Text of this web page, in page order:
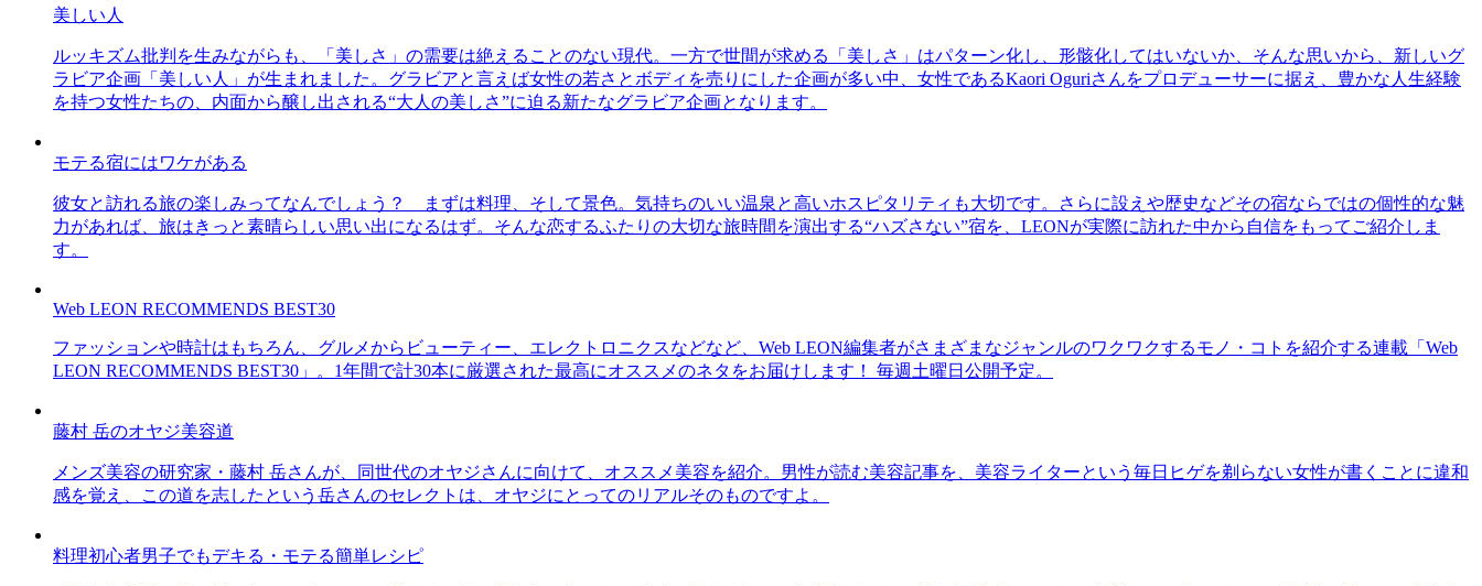
美しい人
ルッキズム批判を生みながらも、「美しさ」の需要は絶えることのない現代。一方で世間が求める「美しさ」はパターン化し、形骸化してはいないか、そんな思いから、新しいグ
ラビア企画「美しい人」が生まれました。グラビアと言えば女性の若さとボディを売りにした企画が多い中、女性であるKaori Oguriさんをプロデューサーに据え、豊かな人生経験
を持つ女性たちの、内面から醸し出される“大人の美しさ”に迫る新たなグラビア企画となります。
モテる宿にはワケがある
彼女と訪れる旅の楽しみってなんでしょう？ まずは料理、そして景色。気持ちのいい温泉と高いホスピタリティも大切です。さらに設えや歴史などその宿ならではの個性的な魅
力があれば、旅はきっと素晴らしい思い出になるはず。そんな恋するふたりの大切な旅時間を演出する“ハズさない”宿を、LEONが実際に訪れた中から自信をもってご紹介しま
す。
Web LEON RECOMMENDS BEST30
ファッションや時計はもちろん、グルメからビューティー、エレクトロニクスなどなど、Web LEON編集者がさまざまなジャンルのワクワクするモノ・コトを紹介する連載「Web
LEON RECOMMENDS BEST30」。1年間で計30本に厳選された最高にオススメのネタをお届けします！ 毎週土曜日公開予定。
藤村 岳のオヤジ美容道
メンズ美容の研究家・藤村 岳さんが、同世代のオヤジさんに向けて、オススメ美容を紹介。男性が読む美容記事を、美容ライターという毎日ヒゲを剃らない女性が書くことに違和
感を覚え、この道を志したという岳さんのセレクトは、オヤジにとってのリアルそのものですよ。
料理初心者男子でもデキる・モテる簡単レシピ